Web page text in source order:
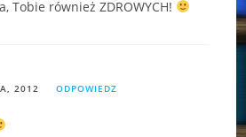
Tobie również ZDROWYCH!
2012 ODPOWIEDZ